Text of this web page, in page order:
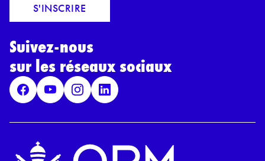
lr
R
P
D
*
S'INSCRIRE
Suivez-nous
sur les réseaux sociaux